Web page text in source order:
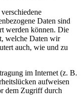
Daten sind
werden können. Die
welche Daten wir
auch, wie und zu
im Internet (z. B.
aufweisen
dem Zugriff durch